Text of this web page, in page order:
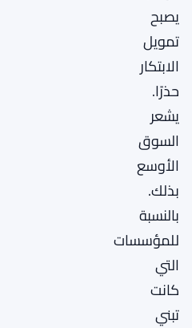
يصبح
تمويل
الابتكار
حذرًا.
يشعر
السوق
الأوسع
بذلك.
بالنسبة
للمؤسسات
التي
كانت
تبني